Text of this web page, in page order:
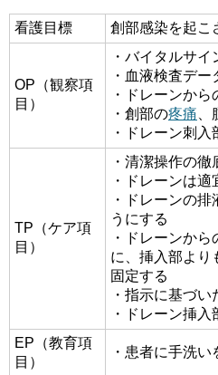
看護目標 創部感染を起こ
OP（観察項
目）
・バイタルサイ
・血液検査デー
・ドレーンか
・創部の疼痛
・ドレーン刺
TP（ケア項
目）
・清潔操作の徹
・ドレーンは
・ドレーンの
うにする
・ドレーンか
に、挿入部より
固定する
・指示に基づ
・ドレーン挿
EP（教育項
目）
・患者に手洗い